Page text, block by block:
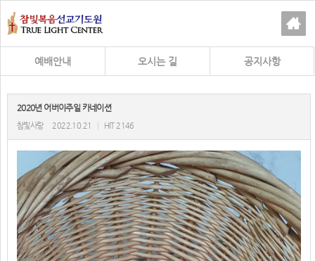
예배안내 오시는 길 공지사항
2020년 어버이주일 카네이션
참빛사랑 2022.10.21 HIT 2146